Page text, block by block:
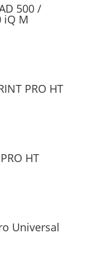
500 /
iQ M
PRO HT
HT
Universal